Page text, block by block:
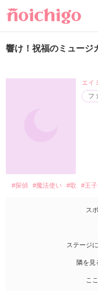
響け！祝福のミュージ
フ
エイ
#探偵 #魔法使い #歌 #王子
ス
ステージ
隣を見
こ